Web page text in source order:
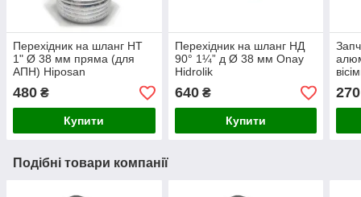
Перехідник на шланг НТ
1" Ø 38 мм пряма (для
АПН) Hiposan
480 ₴
Купити
Перехідник на шланг НД
90° 1¼” д Ø 38 мм Onay
Hidrolik
640₴
Купити
270
Подібні товари компанії